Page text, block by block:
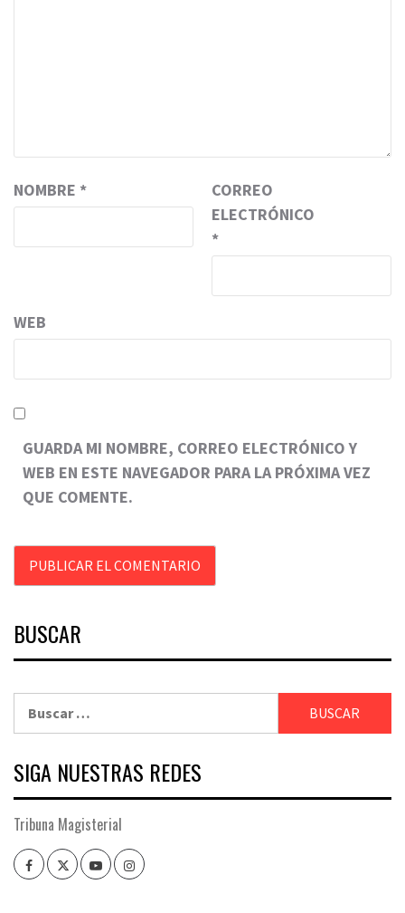
NOMBRE *
CORREO
ELECTRÓNICO
*
WEB
GUARDA MI NOMBRE, CORREO ELECTRÓNICO Y
WEB EN ESTE NAVEGADOR PARA LA PRÓXIMA VEZ
QUE COMENTE.
BUSCAR
SIGA NUESTRAS REDES
Tribuna Magisterial
FacebookTwitterYoutubeInstagram